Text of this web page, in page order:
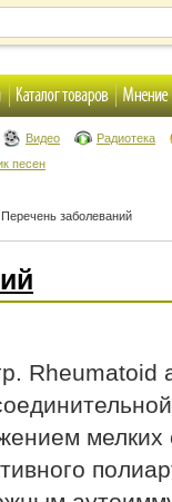
Видео
Радиотека
песен
Перечень заболеваний
мелких